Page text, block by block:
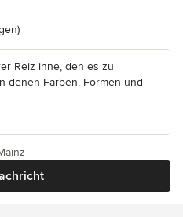
von 5 Sternen
Reiz inne, den es zu
denen Farben, Formen und